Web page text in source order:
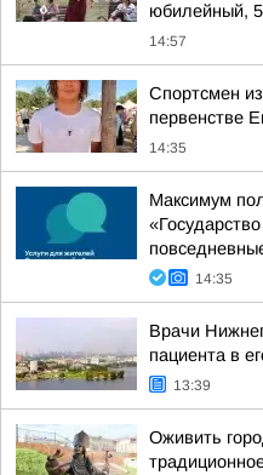
юбилейный,
14:57
Спортсмен
первенстве
14:35
Максимум
14:35
Врачи
пациента в
13:39
Оживить